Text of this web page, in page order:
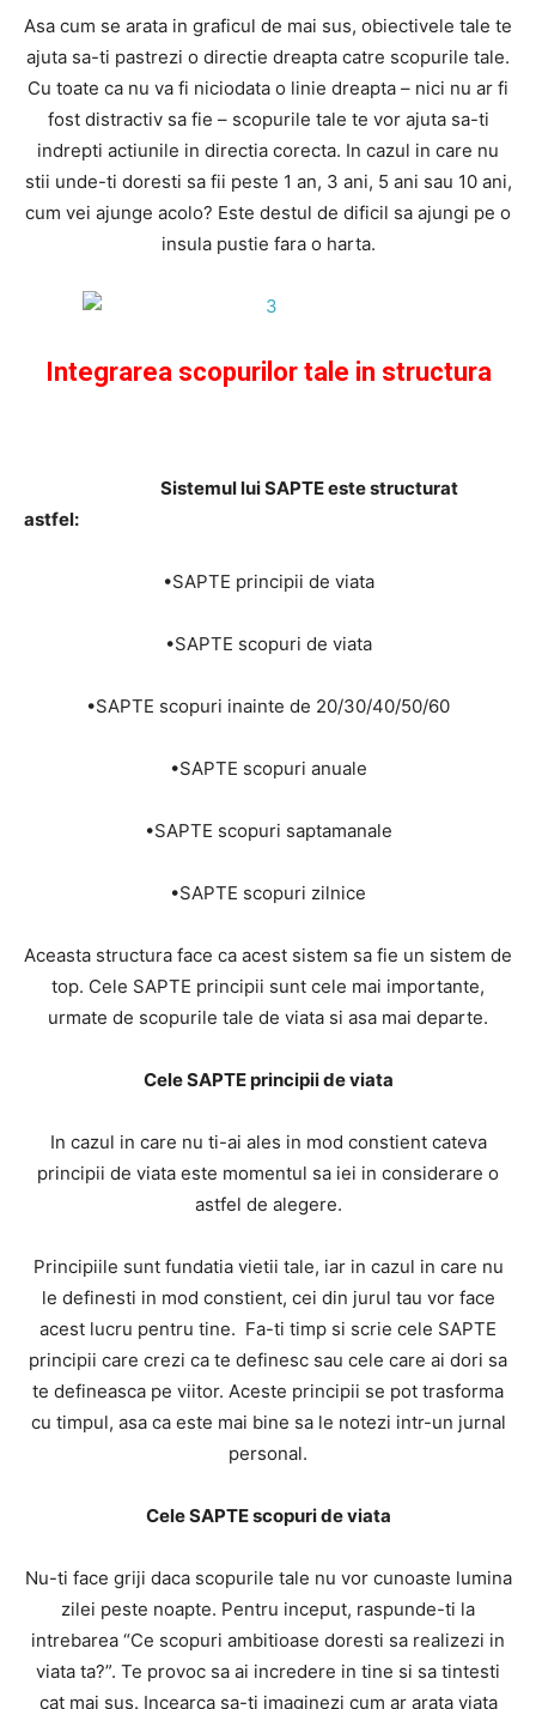
Asa cum se arata in graficul de mai sus, obiectivele tale te
ajuta sa-ti pastrezi o directie dreapta catre scopurile tale.
Cu toate ca nu va fi niciodata o linie dreapta – nici nu ar fi
fost distractiv sa fie – scopurile tale te vor ajuta sa-ti
indrepti actiunile in directia corecta. In cazul in care nu
stii unde-ti doresti sa fii peste 1 an, 3 ani, 5 ani sau 10 ani,
cum vei ajunge acolo? Este destul de dificil sa ajungi pe o
insula pustie fara o harta.
Integrarea scopurilor tale in structura
Sistemul lui SAPTE este structurat
astfel:
•SAPTE principii de viata
•SAPTE scopuri de viata
•SAPTE scopuri inainte de 20/30/40/50/60
•SAPTE scopuri anuale
•SAPTE scopuri saptamanale
•SAPTE scopuri zilnice
Aceasta structura face ca acest sistem sa fie un sistem de
top. Cele SAPTE principii sunt cele mai importante,
urmate de scopurile tale de viata si asa mai departe.
Cele SAPTE principii de viata
In cazul in care nu ti-ai ales in mod constient cateva
principii de viata este momentul sa iei in considerare o
astfel de alegere.
Principiile sunt fundatia vietii tale, iar in cazul in care nu
le definesti in mod constient, cei din jurul tau vor face
acest lucru pentru tine. Fa-ti timp si scrie cele SAPTE
principii care crezi ca te definesc sau cele care ai dori sa
te defineasca pe viitor. Aceste principii se pot trasforma
cu timpul, asa ca este mai bine sa le notezi intr-un jurnal
personal.
Cele SAPTE scopuri de viata
Nu-ti face griji daca scopurile tale nu vor cunoaste lumina
zilei peste noapte. Pentru inceput, raspunde-ti la
intrebarea “Ce scopuri ambitioase doresti sa realizezi in
viata ta?”. Te provoc sa ai incredere in tine si sa tintesti
cat mai sus. Incearca sa-ti imaginezi cum ar arata viata